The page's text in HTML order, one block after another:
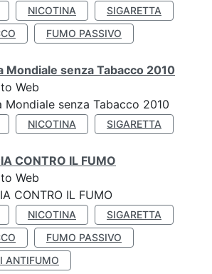
NICOTINA
SIGARETTA
FUMO PASSIVO
Mondiale senza Tabacco 2010
Web
Mondiale senza Tabacco 2010
NICOTINA SIGARETTA
CONTRO IL FUMO
Web
CONTRO IL FUMO
NICOTINA
SIGARETTA
FUMO PASSIVO
ANTIFUMO